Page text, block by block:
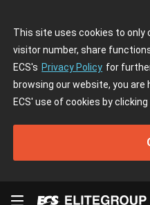
This site uses cookies to only
visitor number, share
ECS's Privacy Policy for
browsing our website, you are
ECS' use of cookies by clicking